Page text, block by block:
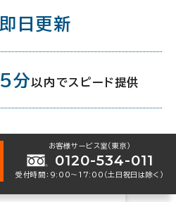
日更新
分 以内でスピード提供
お客様サービス室（東京）
0120-534-011
受付時間：9:00〜17:00（土日祝日は除く）